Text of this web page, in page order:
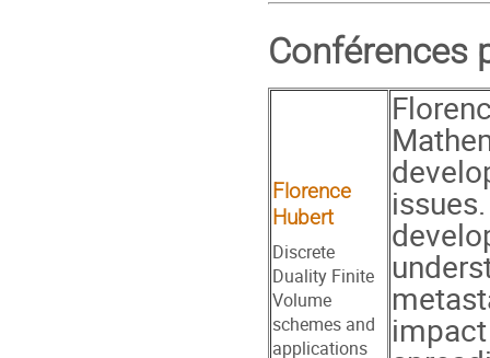
Conférences
Florence
Hubert
Discrete
Duality Finite
Volume
schemes and
applications